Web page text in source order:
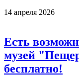
14 апреля 2026
Есть
музей
бесплатно!